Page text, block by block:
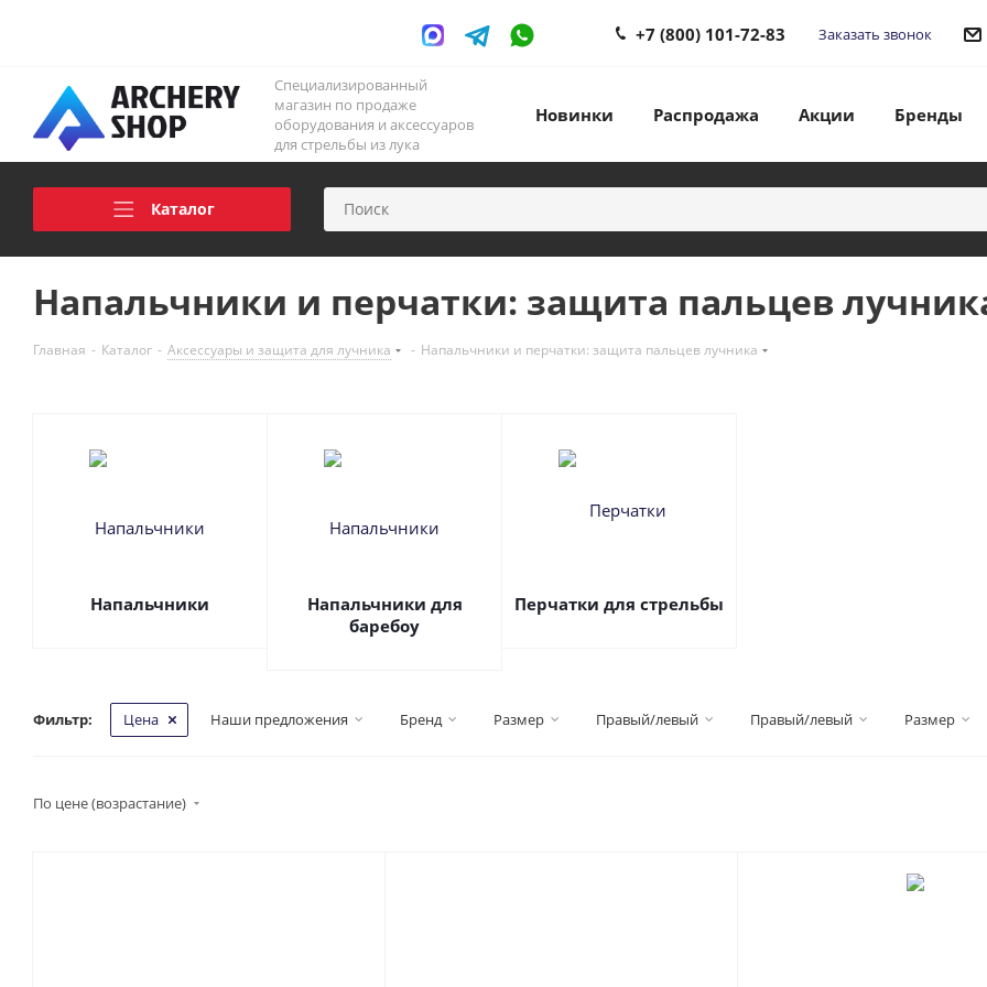
+7 (800) 101-72-83 Заказать звонок
Специализированный
магазин по продаже
оборудования и аксессуаров
для стрельбы из лука
Новинки Распродажа Акции Бренды
Каталог
Напальчники и перчатки: защита пальцев
Главная - Каталог - Аксессуары и защита для лучника - Напальчники и перчатки: защита пальцев лучника
Напальчники
Напальчники для
баребоу
Перчатки для стрельбы
Фильтр: Цена Наши предложения Бренд Размер Правый/левый Правый/левый Размер
По цене (возрастание)